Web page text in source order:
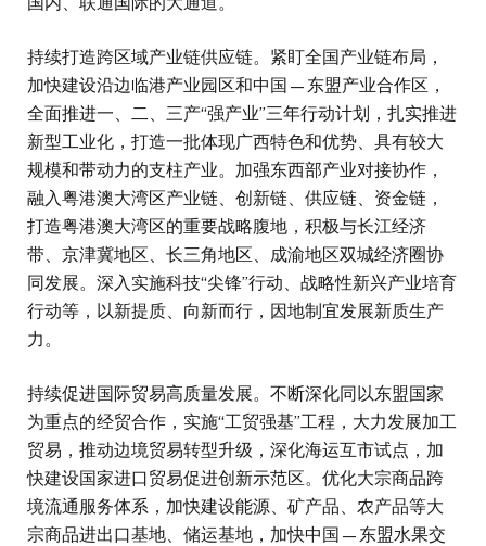
持续打造跨区域产业链供应链。紧盯全国产业链布局，
加快建设沿边临港产业园区和中国—东盟产业合作区，
全面推进一、二、三产“强产业”三年行动计划，扎实推进
新型工业化，打造一批体现广西特色和优势、具有较大
规模和带动力的支柱产业。加强东西部产业对接协作，
融入粤港澳大湾区产业链、创新链、供应链、资金链，
打造粤港澳大湾区的重要战略腹地，积极与长江经济
带、京津冀地区、长三角地区、成渝地区双城经济圈协
同发展。深入实施科技“尖锋”行动、战略性新兴产业培育
行动等，以新提质、向新而行，因地制宜发展新质生产
力。
持续促进国际贸易高质量发展。不断深化同以东盟国家
为重点的经贸合作，实施“工贸强基”工程，大力发展加工
贸易，推动边境贸易转型升级，深化海运互市试点，加
快建设国家进口贸易促进创新示范区。优化大宗商品跨
境流通服务体系，加快建设能源、矿产品、农产品等大
宗商品进出口基地、储运基地，加快中国—东盟水果交